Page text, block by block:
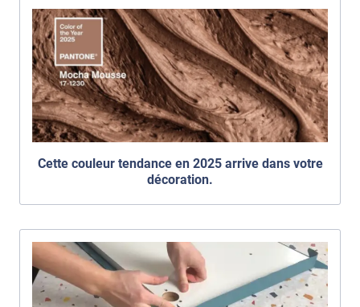
Cette couleur tendance en 2025 arrive dans votre
décoration.